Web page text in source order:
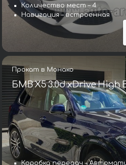
Количество мест – 4
Навигация – встроенная
Прокат в Монако
БМВ X5 3.0d xDrive High
Коробка передач –